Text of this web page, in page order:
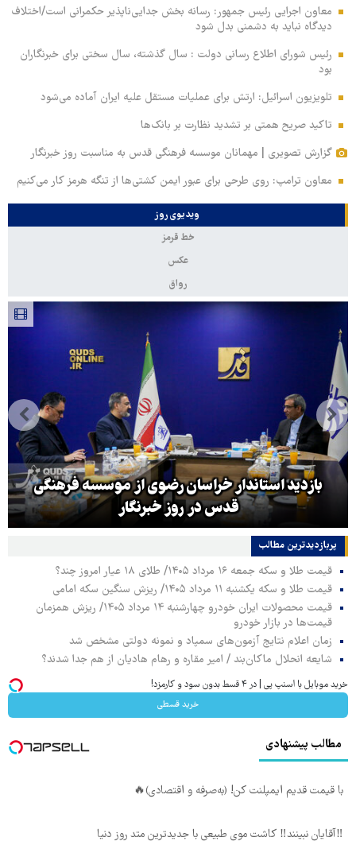
معاون اجرایی رئیس جمهور: رسانه بخش جدایی‌ناپذیر حکمرانی است/اختلاف
دیدگاه نباید به دشمنی بدل شود
رئیس شورای اطلاع رسانی دولت : سال گذشته، سال سختی برای خبرنگاران
بود
تلویزیون اسرائیل: ارتش برای عملیات مستقل علیه ایران آماده می‌شود
تاکید صریح همتی بر تشدید نظارت بر بانک‌ها
گزارش تصویری | مهمانان موسسه فرهنگی قدس به مناسبت روز خبرنگار
معاون ترامپ: روی طرحی برای عبور ایمن کشتی‌ها از تنگه هرمز کار می‌کنیم
ویدیوی روز
خط قرمز
عکس
رواق
بازدید استاندار خراسان رضوی از موسسه فرهنگی
قدس در روز خبرنگار
پربازدیدترین‌ مطالب
قیمت طلا و سکه جمعه ۱۶ مرداد ۱۴۰۵/ طلای ۱۸ عیار امروز چند؟
قیمت طلا و سکه یکشنبه ۱۱ مرداد ۱۴۰۵/ ریزش سنگین سکه امامی
قیمت محصولات ایران خودرو چهارشنبه ۱۴ مرداد ۱۴۰۵/ ریزش همزمان
قیمت‌ها در بازار خودرو
زمان اعلام نتایج آزمون‌های سمپاد و نمونه دولتی مشخص شد
شایعه انحلال ماکان‌بند / امیر مقاره و رهام هادیان از هم جدا شدند؟
خرید موبایل با اسنپ پی | در ۴ قسط بدون سود و کارمزد!
خرید قسطی
مطالب پیشنهادی
با قیمت قدیم ایمپلنت کن! (به‌صرفه و اقتصادی)🔥
‼️آقایان نبینند‼️ کاشت موی طبیعی با جدیدترین متد روز دنیا